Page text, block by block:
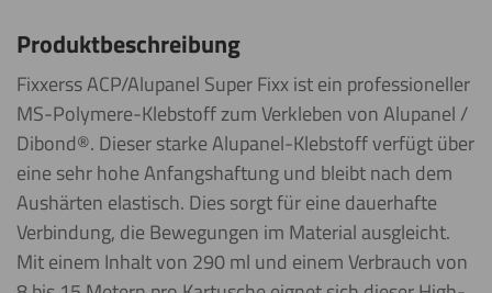
Produktbeschreibung
Fixxerss ACP/Alupanel Super Fixx ist ein professioneller
MS-Polymere-Klebstoff zum Verkleben von Alupanel /
Dibond®. Dieser starke Alupanel-Klebstoff verfügt über
eine sehr hohe Anfangshaftung und bleibt nach dem
Aushärten elastisch. Dies sorgt für eine dauerhafte
Verbindung, die Bewegungen im Material ausgleicht.
Mit einem Inhalt von 290 ml und einem Verbrauch von